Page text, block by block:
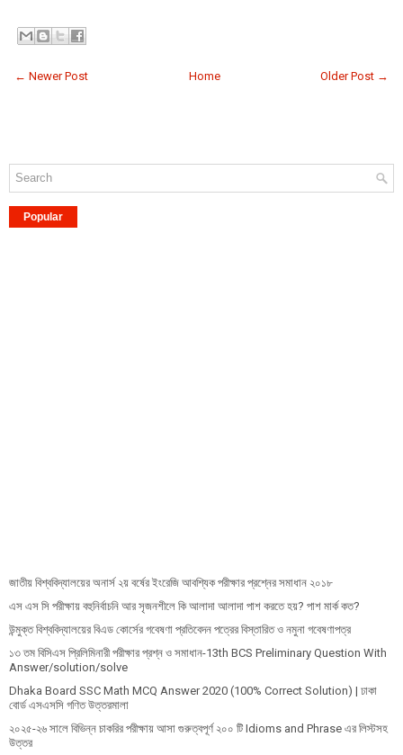
← Newer Post Older Post →
Home
Popular
জাতীয় বিশ্ববিদ্যালয়ের অনার্স ২য় বর্ষের ইংরেজি আবশ্যিক পরীক্ষার প্রশ্নের সমাধান ২০১৮
এস এস সি পরীক্ষায় বহুনির্বাচনি আর সৃজনশীলে কি আলাদা আলাদা পাশ করতে হয়? পাশ মার্ক কত?
উন্মুক্ত বিশ্ববিদ্যালয়ের বিএড কোর্সের গবেষণা প্রতিবেদন পত্রের বিস্তারিত ও নমুনা গবেষণাপত্র
১৩ তম বিসিএস প্রি‌লি‌মিনারী পরীক্ষার প্রশ্ন ও সমাধান-13th BCS Preliminary Question With
Answer/solution/solve
Dhaka Board SSC Math MCQ Answer 2020 (100% Correct Solution) | ঢাকা
বোর্ড এসএসসি গণিত উত্তরমালা
২০২৫-২৬ সালে বিভিন্ন চাকরির পরীক্ষায় আসা গুরুত্বপূর্ণ ২০০ টি Idioms and Phrase এর লিস্টসহ
উত্তর